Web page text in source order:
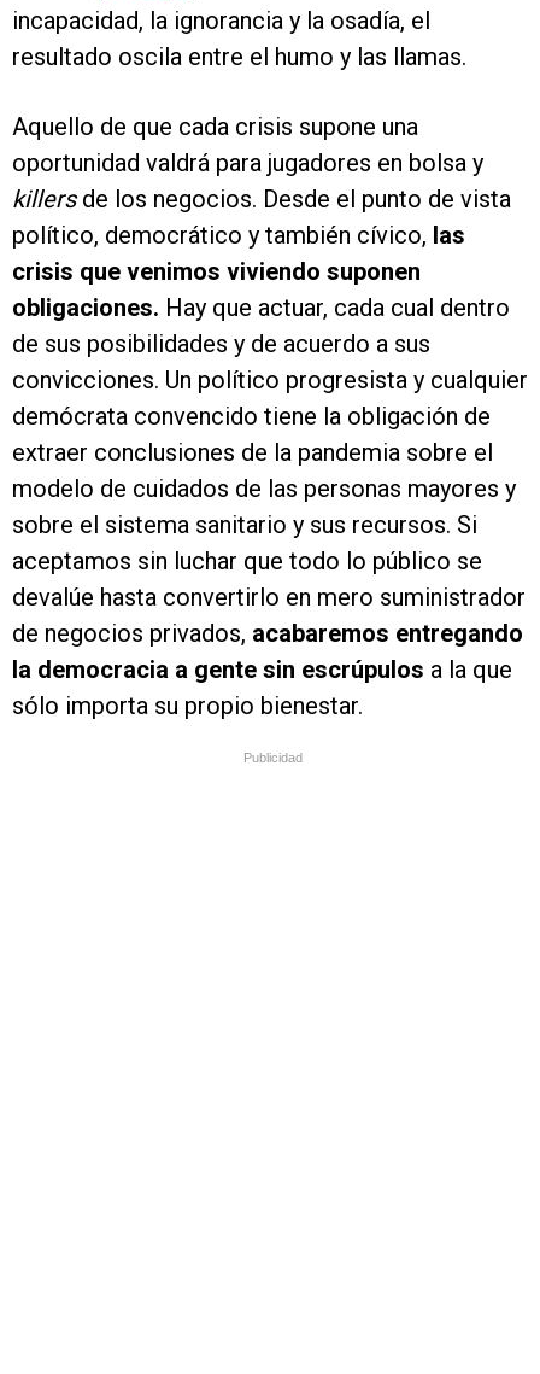
incapacidad, la ignorancia y la osadía, el
resultado oscila entre el humo y las llamas.
Aquello de que cada crisis supone una
oportunidad valdrá para jugadores en bolsa y
killersde los negocios. Desde el punto de vista
político, democrático y también cívico, las
crisis que venimos viviendo suponen
obligaciones. Hay que actuar, cada cual dentro
de sus posibilidades y de acuerdo a sus
convicciones. Un político progresista y cualquier
demócrata convencido tiene la obligación de
extraer conclusiones de la pandemia sobre el
modelo de cuidados de las personas mayores y
sobre el sistema sanitario y sus recursos. Si
aceptamos sin luchar que todo lo público se
devalúe hasta convertirlo en mero suministrador
de negocios privados, acabaremos entregando
la democracia a gente sin escrúpulos a la que
sólo importa su propio bienestar.
Publicidad